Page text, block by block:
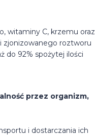
witaminy C, krzemu oraz
zjonizowanego roztworu
do 92% spożytej ilości
przez organizm,
i dostarczania ich